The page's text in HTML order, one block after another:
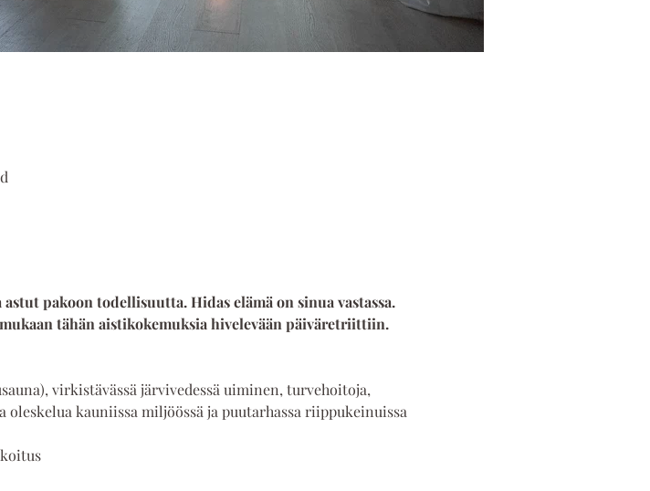
pakoon todellisuutta. Hidas elämä on sinua vastassa.
tähän aistikokemuksia hivelevään päiväretriittiin.
virkistävässä järvivedessä uiminen, turvehoitoja,
kauniissa miljöössä ja puutarhassa riippukeinuissa